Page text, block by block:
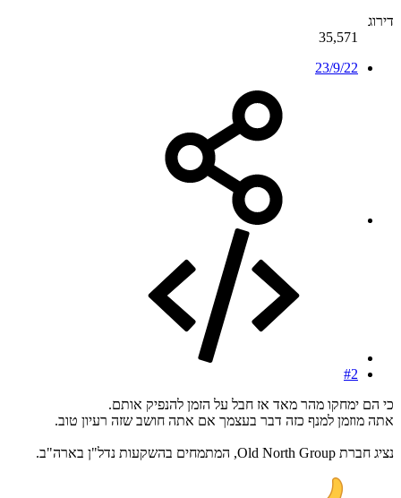
דירוג
35,571
23/9/22
#2
כי הם ימחקו מהר מאד אז חבל על הזמן להנפיק אותם.
אתה מוזמן למנף כזה דבר בעצמך אם אתה חושב שזה רעיון טוב.
נציג חברת Old North Group, המתמחים בהשקעות נדל"ן בארה"ב.